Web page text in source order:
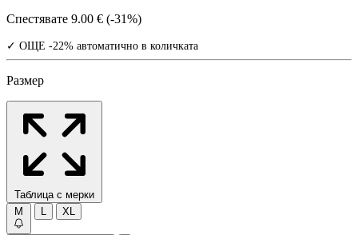
Спестявате 9.00 € (-31%)
✓ ОЩЕ -22% автоматично в количката
Размер
Таблица с мерки
M
L XL